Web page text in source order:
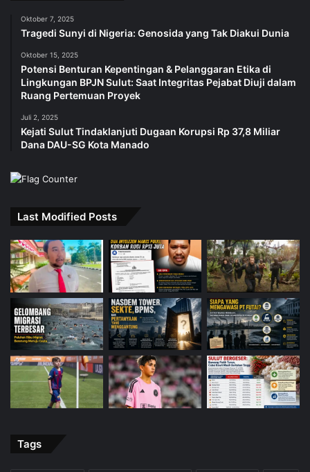
Oktober 7, 2025
Tragedi Sunyi di Nigeria: Genosida yang Tak Diakui Dunia
Oktober 15, 2025
Potensi Benturan Kepentingan & Pelanggaran Etika di
Lingkungan BPJN Sulut: Saat Integritas Pejabat Diuji dalam
Ruang Pertemuan Proyek
Juli 2, 2025
Kejati Sulut Tindaklanjuti Dugaan Korupsi Rp 37,8 Miliar
Dana DAU-SG Kota Manado
Last Modified Posts
Tags